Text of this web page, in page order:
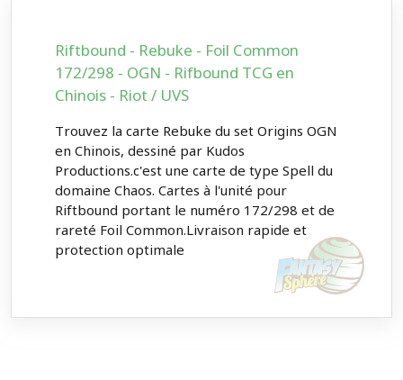
Riftbound - Rebuke - Foil Common
172/298 - OGN - Rifbound TCG en
Chinois - Riot / UVS
Trouvez la carte Rebuke du set Origins OGN
en Chinois, dessiné par Kudos
Productions.c'est une carte de type Spell du
domaine Chaos. Cartes à l'unité pour
Riftbound portant le numéro 172/298 et de
rareté Foil Common.Livraison rapide et
protection optimale